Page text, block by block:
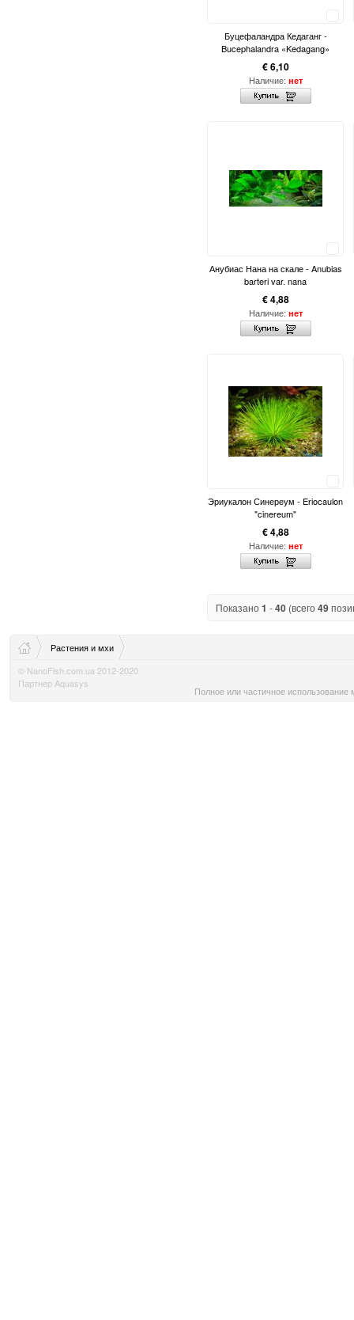
Буцефаландра Кедаганг -
Bucephalandra «Kedagang»
€ 6,10
Наличие: нет
Анубиас Нана на скале - Anubias
barteri var. nana
€ 4,88
Наличие: нет
Эриукалон Синереум - Eriocaulon
"cinereum"
€ 4,88
Наличие: нет
Показано1 -40 (всего49
Растения и мхи
© NanoFish.com.ua 2012-2020
Партнер Aquasys
Полное или частичное